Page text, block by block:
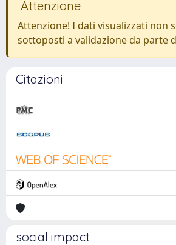
Attenzione
Attenzione! I dati visualizzati non
sottoposti a validazione da parte
Citazioni
social impact